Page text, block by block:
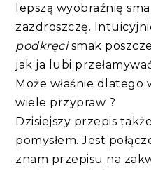
lepszą wyobraźnię
zazdroszczę.
podkręcismak
jak ja lubi
Może właśnie
wiele przypraw ?
Dzisiejszy przepis
pomysłem. Jest
znam przepisu na